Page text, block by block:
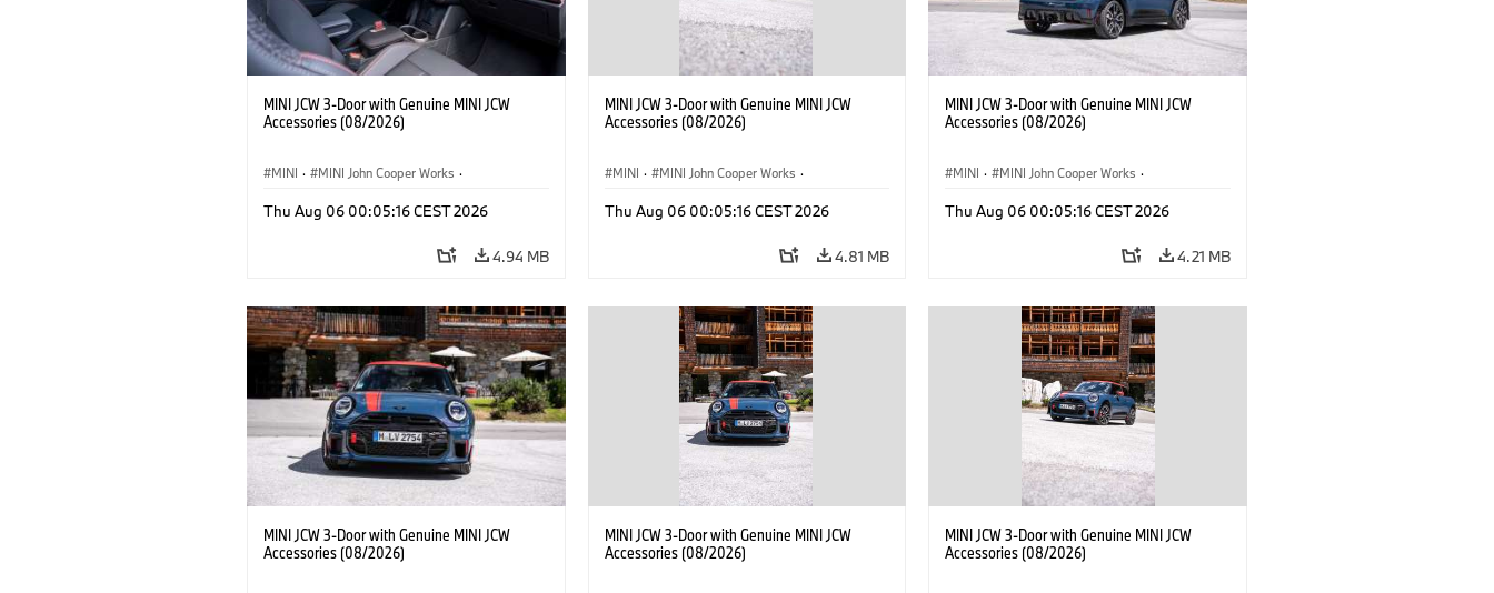
MINI JCW 3-Door with Genuine MINI JCW
Accessories (08/2026)
MINI · MINI John Cooper Works ·
Optional Extras, Accessories
Thu Aug 06 00:05:16 CEST 2026
4.94 MB
MINI JCW 3-Door with Genuine MINI JCW
Accessories (08/2026)
MINI · MINI John Cooper Works ·
Optional Extras, Accessories
Thu Aug 06 00:05:16 CEST 2026
4.81 MB
MINI JCW 3-Door with Genuine MINI JCW
Accessories (08/2026)
MINI · MINI John Cooper Works ·
Optional Extras, Accessories
Thu Aug 06 00:05:16 CEST 2026
4.21 MB
MINI JCW 3-Door with Genuine MINI JCW
Accessories (08/2026)
MINI JCW 3-Door with Genuine MINI JCW
Accessories (08/2026)
MINI JCW 3-Door with Genuine MINI JCW
Accessories (08/2026)